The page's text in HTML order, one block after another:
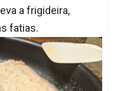
a frigideira,
fatias.